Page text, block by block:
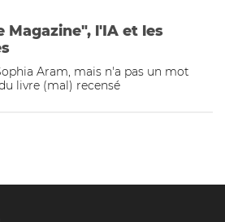
Magazine", l'IA et les
Aram, mais n'a pas un mot
livre (mal) recensé